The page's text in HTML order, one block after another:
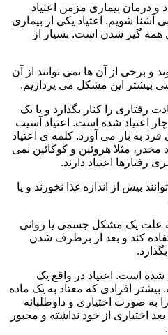
و درمان بیماری مزمن اعتیاد
آشنا شویم. اعتیاد یکی از بیماری
همه گیر شدن است. بسیار از
و برخی از آن ها نمی توانند از آن
بیشتر این مشکل می پردازیم.
رفتاری را کنار بگذارد و یا یک
اعتیاد شده است. اعتیاد آسیب
به بار می آورد. کلمه ی اعتیاد
مثلا هروئین و کوکائین نمی
رفتارها اعتیاد دارند.
بیش از اندازه غذا نخورند و یا
علت یک مشکل جسمی یا روانی
کند و بعد از برطرف شدن
شده است. اعتیاد در واقع یک
افرادی که معتاد به یک ماده
به صورت اختیاری و داوطلبانه
اختیاری از خود نداشته و مجبور